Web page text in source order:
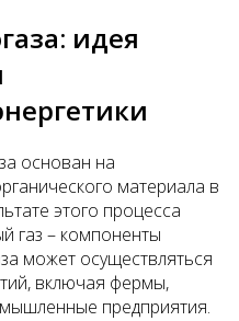
идея
основан на
материала в
этого процесса
газ – компоненты
может осуществляться
включая фермы,
предприятия.